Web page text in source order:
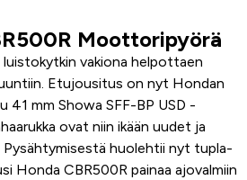
Moottoripyörä
vakiona helpottaen
Etujousitus on nyt Hondan
mm Showa SFF-BP USD -
ovat niin ikään uudet ja
Pysähtymisestä huolehtii nyt tupla-
Honda CBR500R painaa ajovalmiin